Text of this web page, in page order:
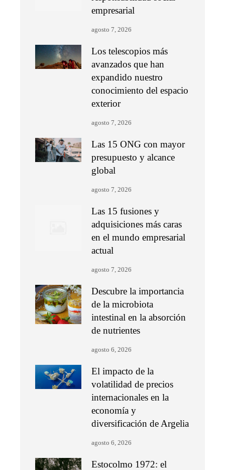
empresarial
agosto 7, 2026
Los telescopios más
avanzados que han
expandido nuestro
conocimiento del espacio
exterior
agosto 7, 2026
Las 15 ONG con mayor
presupuesto y alcance
global
agosto 7, 2026
Las 15 fusiones y
adquisiciones más caras
en el mundo empresarial
actual
agosto 7, 2026
Descubre la importancia
de la microbiota
intestinal en la absorción
de nutrientes
agosto 6, 2026
El impacto de la
volatilidad de precios
internacionales en la
economía y
diversificación de Argelia
agosto 6, 2026
Estocolmo 1972: el